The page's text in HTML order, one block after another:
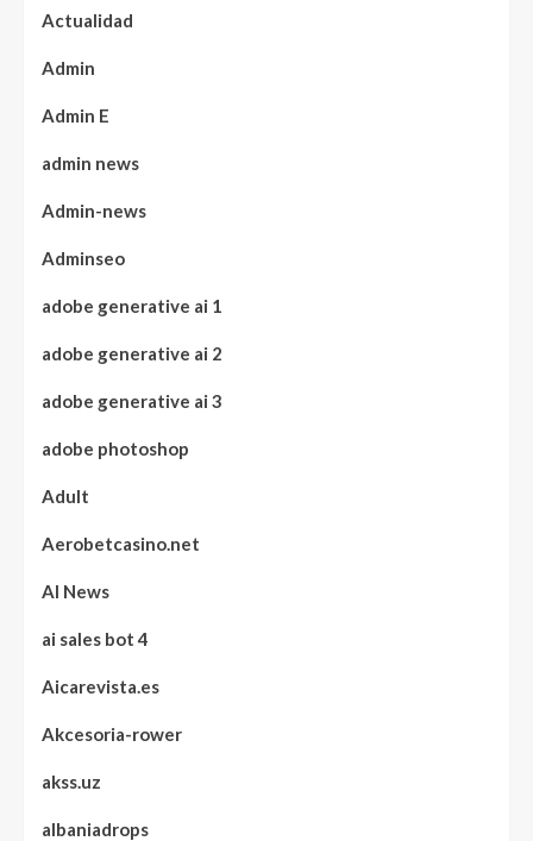
Actualidad
Admin
Admin E
admin news
Admin-news
Adminseo
adobe generative ai 1
adobe generative ai 2
adobe generative ai 3
adobe photoshop
Adult
Aerobetcasino.net
AI News
ai sales bot 4
Aicarevista.es
Akcesoria-rower
akss.uz
albaniadrops